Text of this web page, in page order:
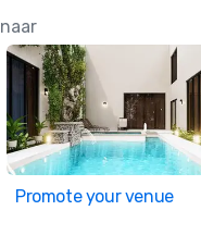
Promote your venue